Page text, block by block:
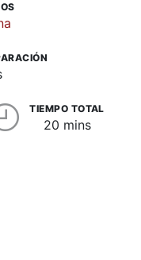
TIEMPO TOTAL
20 mins